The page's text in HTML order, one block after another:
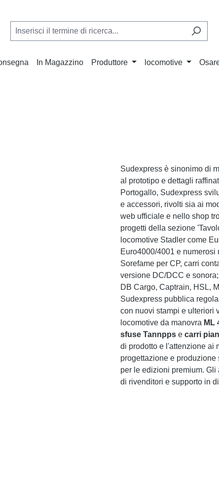
In Magazzino Produttore locomotive
Sudexpress è sinonimo di
al prototipo e dettagli
Portogallo, Sudexpress
e accessori, rivolti sia ai
web ufficiale e nello shop
progetti della sezione
locomotive Stadler come
Euro4000/4001 e
Sorefame per CP, carri
versione DC/DCC e
DB Cargo, Captrain, HSL,
Sudexpress pubblica
con nuovi stampi e ulteriori
locomotive da manovra ML
sfuse Tannpps e carri
di prodotto e l'attenzione ai
progettazione e
per le edizioni premium.
di rivenditori e supporto in